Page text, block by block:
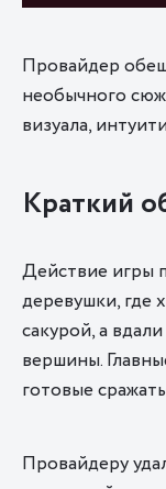
Провайдер
необычного
визуала,
Краткий
Действие игры
деревушки, где
сакурой, а
вершины.
готовые
Провайдеру